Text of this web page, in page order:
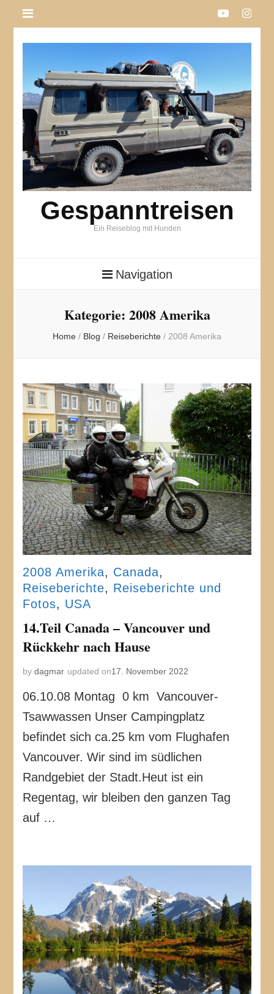
Gespanntreisen
Ein Reiseblog mit Hunden
Navigation
Kategorie: 2008 Amerika
Home / Blog / Reiseberichte / 2008 Amerika
2008 Amerika, Canada,
Reiseberichte, Reiseberichte und
Fotos, USA
14.Teil Canada – Vancouver und
Rückkehr nach Hause
bydagmar updated on17. November 2022
06.10.08 Montag 0 km Vancouver-
Tsawwassen Unser Campingplatz
befindet sich ca.25 km vom Flughafen
Vancouver. Wir sind im südlichen
Randgebiet der Stadt.Heut ist ein
Regentag, wir bleiben den ganzen Tag
auf …